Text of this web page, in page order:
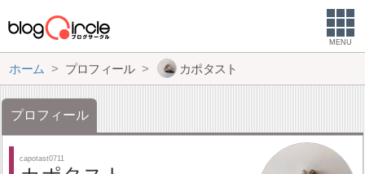
MENU
ホーム プロフィール カポタスト
プロフィール
capotast0711